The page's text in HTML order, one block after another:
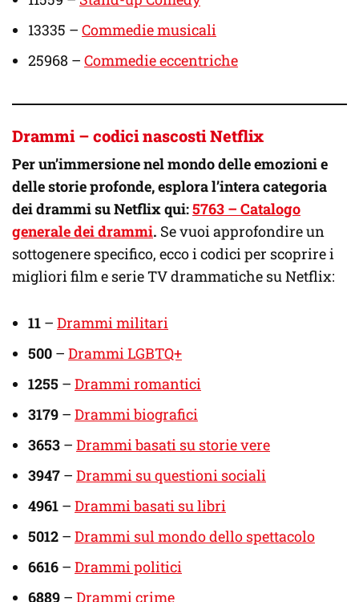
13335 – Commedie musicali
25968 – Commedie eccentriche
Drammi – codici nascosti Netflix
Per un’immersione nel mondo delle emozioni e
delle storie profonde, esplora l’intera categoria
dei drammi su Netflix qui:5763 – Catalogo
generale dei drammi. Se vuoi approfondire un
sottogenere specifico, ecco i codici per scoprire i
migliori film e serie TV drammatiche su Netflix:
11 – Drammi militari
500 – Drammi LGBTQ+
1255 – Drammi romantici
3179 – Drammi biografici
3653 – Drammi basati su storie vere
3947 – Drammi su questioni sociali
4961 – Drammi basati su libri
5012 – Drammi sul mondo dello spettacolo
6616 – Drammi politici
6889 – Drammi crime